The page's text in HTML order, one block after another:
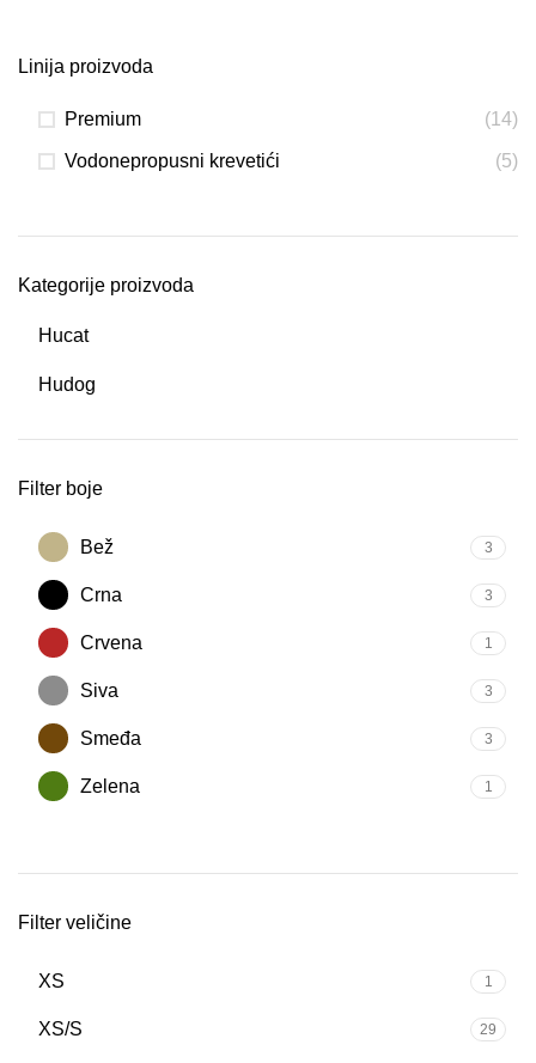
Linija proizvoda
Premium (14)
Vodonepropusni krevetići (5)
Kategorije proizvoda
Hucat
Hudog
Filter boje
Bež 3
Crna 3
Crvena 1
Siva 3
Smeđa 3
Zelena 1
Filter veličine
XS 1
XS/S 29